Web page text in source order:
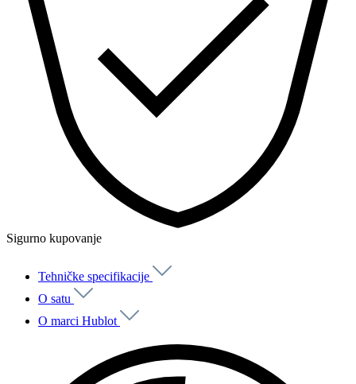
Sigurno kupovanje
Tehničke specifikacije
O satu
O marci Hublot